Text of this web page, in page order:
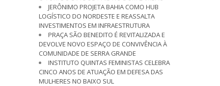
JERÔNIMO PROJETA BAHIA COMO HUB
LOGÍSTICO DO NORDESTE E REASSALTA
INVESTIMENTOS EM INFRAESTRUTURA
PRAÇA SÃO BENEDITO É REVITALIZADA E
DEVOLVE NOVO ESPAÇO DE CONVIVÊNCIA À
COMUNIDADE DE SERRA GRANDE
INSTITUTO QUINTAS FEMINISTAS CELEBRA
CINCO ANOS DE ATUAÇÃO EM DEFESA DAS
MULHERES NO BAIXO SUL